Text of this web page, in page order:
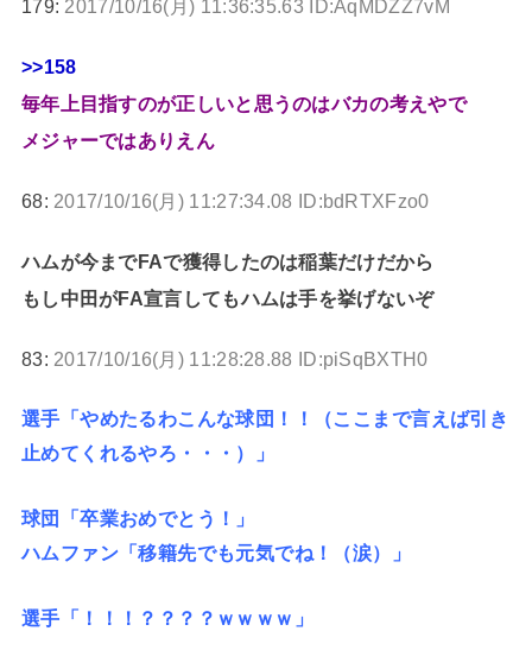
179: 2017/10/16(月) 11:36:35.63 ID:AqMDZZ7vM
>>158
毎年上目指すのが正しいと思うのはバカの考えやで
メジャーではありえん
68: 2017/10/16(月) 11:27:34.08 ID:bdRTXFzo0
ハムが今までFAで獲得したのは稲葉だけだから
もし中田がFA宣言してもハムは手を挙げないぞ
83: 2017/10/16(月) 11:28:28.88 ID:piSqBXTH0
選手「やめたるわこんな球団！！（ここまで言えば引き
止めてくれるやろ・・・）」
球団「卒業おめでとう！」
ハムファン「移籍先でも元気でね！（涙）」
選手「！！！？？？？ｗｗｗｗ」